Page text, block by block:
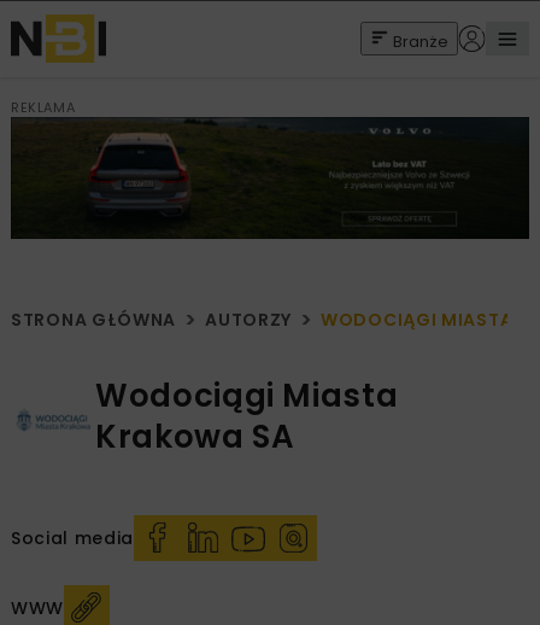
Branże
REKLAMA
STRONA GŁÓWNA AUTORZY WODOCIĄGI MIASTA
Wodociągi Miasta
Krakowa SA
Social media
WWW